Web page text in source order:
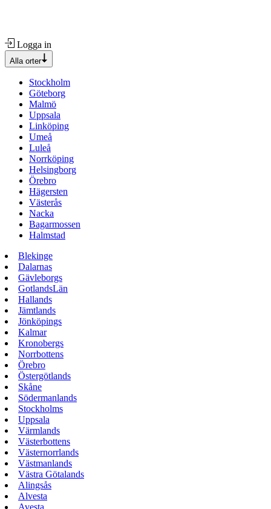
Logga in
Alla orter
Stockholm
Göteborg
Malmö
Uppsala
Linköping
Umeå
Luleå
Norrköping
Helsingborg
Örebro
Hägersten
Västerås
Nacka
Bagarmossen
Halmstad
Blekinge
Dalarnas
Gävleborgs
GotlandsLän
Hallands
Jämtlands
Jönköpings
Kalmar
Kronobergs
Norrbottens
Örebro
Östergötlands
Skåne
Södermanlands
Stockholms
Uppsala
Värmlands
Västerbottens
Västernorrlands
Västmanlands
Västra Götalands
Alingsås
Alvesta
Avesta